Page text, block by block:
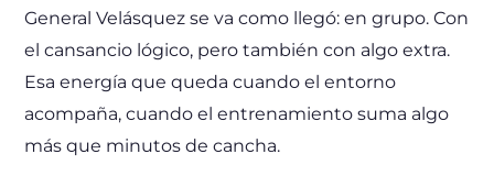
General Velásquez se va como llegó: en grupo. Con
el cansancio lógico, pero también con algo extra.
Esa energía que queda cuando el entorno
acompaña, cuando el entrenamiento suma algo
más que minutos de cancha.